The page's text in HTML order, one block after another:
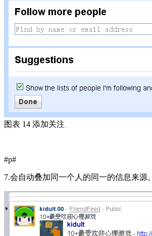
图表 14 添加关注
#p#
7.会自动叠加同一个人的同一的信息来源。